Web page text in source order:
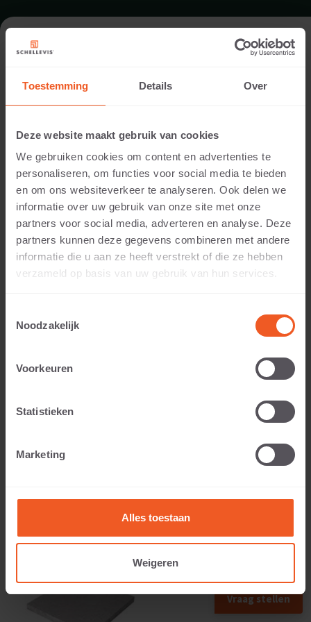
Toestemming Details Over
Deze website maakt gebruik van cookies
We gebruiken cookies om content en advertenties te
personaliseren, om functies voor social media te bieden
en om ons websiteverkeer te analyseren. Ook delen we
informatie over uw gebruik van onze site met onze
partners voor social media, adverteren en analyse. Deze
partners kunnen deze gegevens combineren met andere
informatie die u aan ze heeft verstrekt of die ze hebben
verzameld op basis van uw gebruik van hun services.
Noodzakelijk
Voorkeuren
Statistieken
Marketing
Alles toestaan
Weigeren
FORMAT - GROSSFORMATPLATTE
SORTIMENT GROSSFORMATPLATTEN
5 CM DICKE
Anwendbar auf:
Gewicht:
Vraag stellen